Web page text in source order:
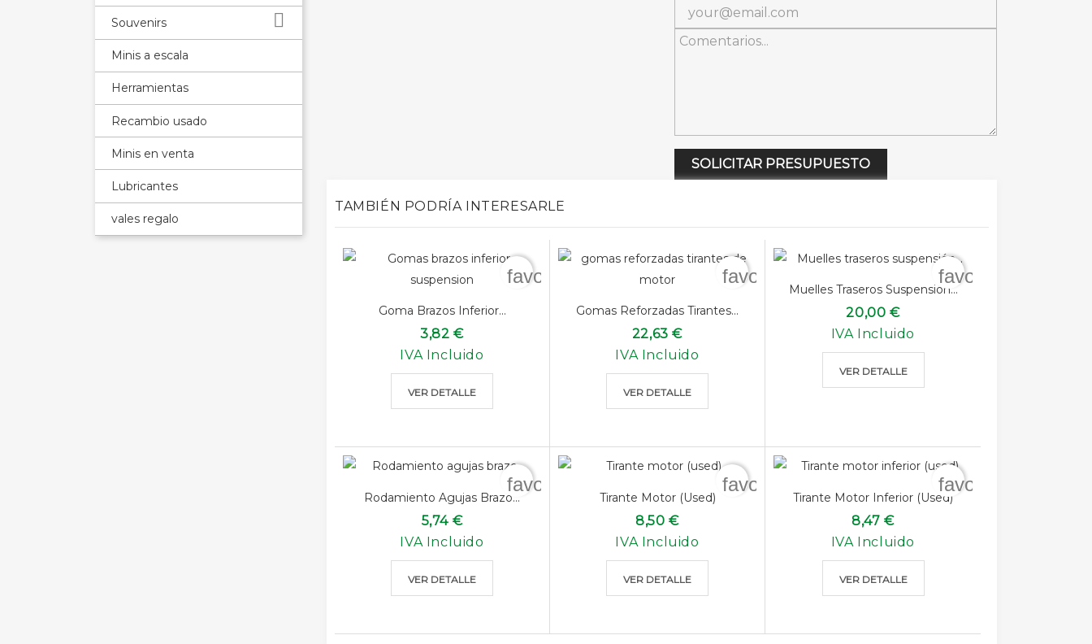
Souvenirs 
Minis a escala
Herramientas
Recambio usado
Minis en venta
Lubricantes
vales regalo
SOLICITAR PRESUPUESTO
TAMBIÉN PODRÍA INTERESARLE
Goma Brazos Inferior...
3,82 €
IVA Incluido
VER DETALLE
favorite_border
Gomas Reforzadas Tirantes...
22,63 €
IVA Incluido
VER DETALLE
favorite_border
Muelles Traseros Suspensión...
20,00 €
IVA Incluido
VER DETALLE
favorite_border
Rodamiento Agujas Brazo...
5,74 €
IVA Incluido
VER DETALLE
favorite_border
Tirante Motor (used)
8,50 €
IVA Incluido
VER DETALLE
favorite_border
Tirante Motor Inferior (used)
8,47 €
IVA Incluido
VER DETALLE
favorite_border